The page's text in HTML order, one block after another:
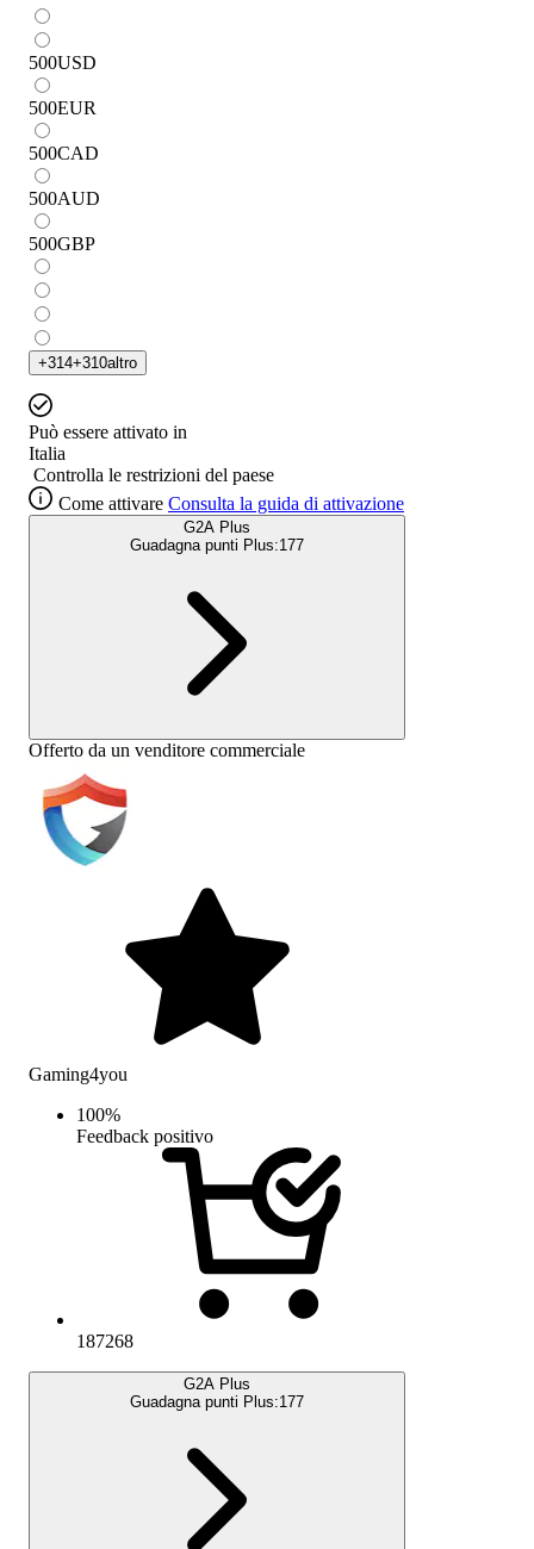
500USD
500EUR
500CAD
500AUD
500GBP
+314+310altro
Può essere attivato in
Italia
Controlla le restrizioni del paese
Come attivare Consulta la guida di attivazione
G2A Plus
Guadagna punti Plus:177
Offerto da un venditore commerciale
Gaming4you
100%
Feedback positivo
187268
G2A Plus
Guadagna punti Plus:177